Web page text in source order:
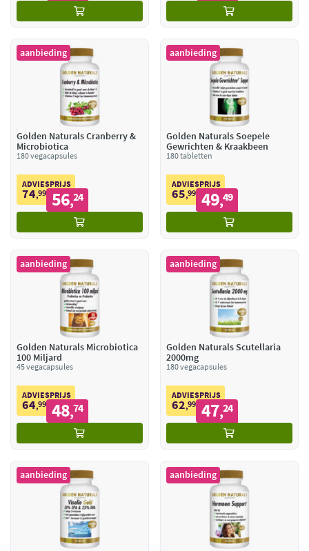
aanbieding
Golden Naturals Cranberry &
Microbiotica
180 vegacapsules
ADVIESPRIJS
74,99 56,24
aanbieding
Golden Naturals Soepele
Gewrichten & Kraakbeen
180 tabletten
ADVIESPRIJS
65,99 49,49
aanbieding
Golden Naturals Microbiotica
100 Miljard
45 vegacapsules
ADVIESPRIJS
64,99 48,74
aanbieding
Golden Naturals Scutellaria
2000mg
180 vegacapsules
ADVIESPRIJS
62,99 47,24
aanbieding aanbieding